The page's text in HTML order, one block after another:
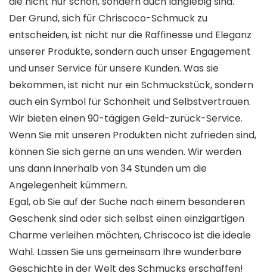
Der Grund, sich für Chriscoco-Schmuck zu
entscheiden, ist nicht nur die Raffinesse und Eleganz
unserer Produkte, sondern auch unser Engagement
und unser Service für unsere Kunden. Was sie
bekommen, ist nicht nur ein Schmuckstück, sondern
auch ein Symbol für Schönheit und Selbstvertrauen.
Wir bieten einen 90-tägigen Geld-zurück-Service.
Wenn Sie mit unseren Produkten nicht zufrieden sind,
können Sie sich gerne an uns wenden. Wir werden
uns dann innerhalb von 34 Stunden um die
Angelegenheit kümmern.
Egal, ob Sie auf der Suche nach einem besonderen
Geschenk sind oder sich selbst einen einzigartigen
Charme verleihen möchten, Chriscoco ist die ideale
Wahl. Lassen Sie uns gemeinsam Ihre wunderbare
Geschichte in der Welt des Schmucks erschaffen!